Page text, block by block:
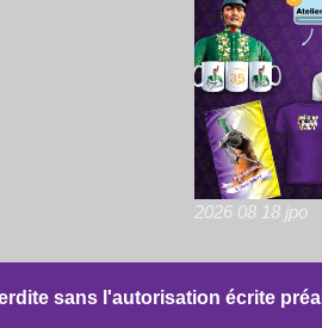
2026 08 18 jpo
sans l'autorisation écrite